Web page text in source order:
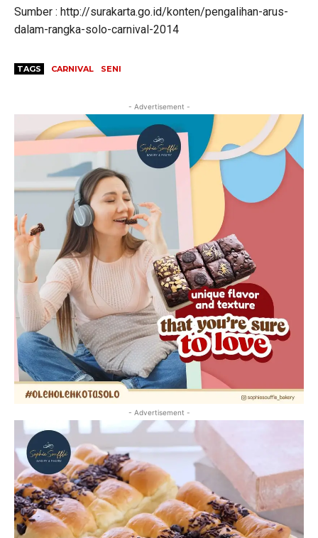
Sumber : http://surakarta.go.id/konten/pengalihan-arus-
dalam-rangka-solo-carnival-2014
TAGS CARNIVAL SENI
- Advertisement -
- Advertisement -